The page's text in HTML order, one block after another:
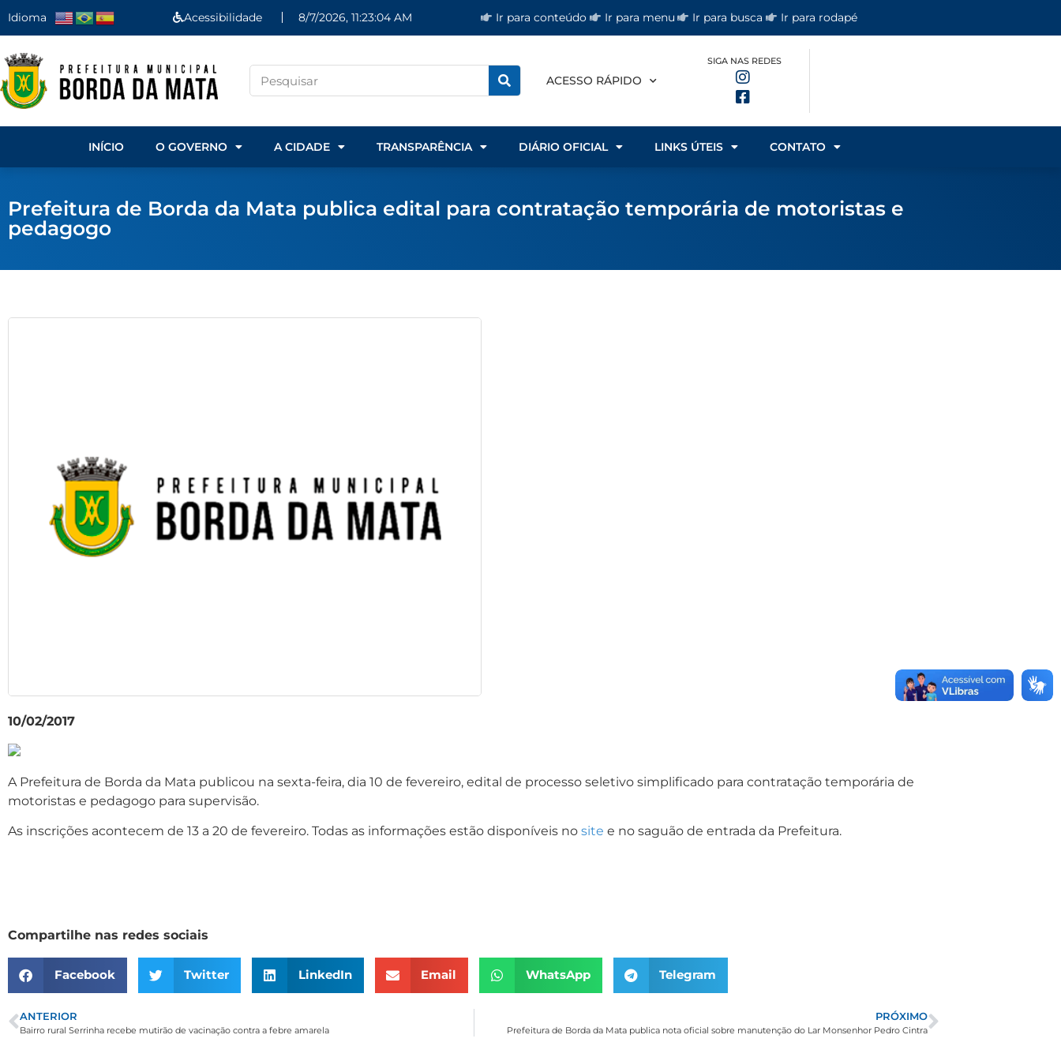
Idioma Acessibilidade 8/7/2026, 11:23:04 AM Ir para conteúdo Ir para menu Ir para busca Ir para rodapé
ACESSO RÁPIDO
SIGA NAS REDES
INÍCIO O GOVERNO A CIDADE TRANSPARÊNCIA DIÁRIO OFICIAL LINKS ÚTEIS CONTATO
Prefeitura de Borda da Mata publica edital para contratação temporária de motoristas e
pedagogo
10/02/2017
A Prefeitura de Borda da Mata publicou na sexta-feira, dia 10 de fevereiro, edital de processo seletivo simplificado para contratação temporária de
motoristas e pedagogo para supervisão.
As inscrições acontecem de 13 a 20 de fevereiro. Todas as informações estão disponíveis no site e no saguão de entrada da Prefeitura.
Compartilhe nas redes sociais
Facebook Twitter LinkedIn Email WhatsApp Telegram
ANTERIOR
Bairro rural Serrinha recebe mutirão de vacinação contra a febre amarela
PRÓXIMO
Prefeitura de Borda da Mata publica nota oficial sobre manutenção do Lar Monsenhor Pedro Cintra